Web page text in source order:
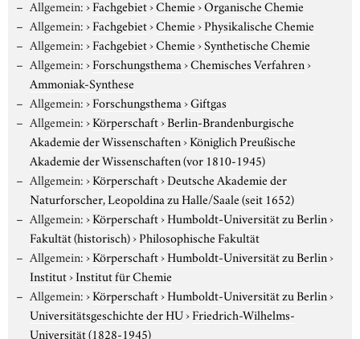
Allgemein:›Fachgebiet›Chemie›Organische Chemie
Allgemein:›Fachgebiet›Chemie›Physikalische Chemie
Allgemein:›Fachgebiet›Chemie›Synthetische Chemie
Allgemein:›Forschungsthema›Chemisches Verfahren›
Ammoniak-Synthese
Allgemein:›Forschungsthema›Giftgas
Allgemein:›Körperschaft›Berlin-Brandenburgische
Akademie der Wissenschaften›Königlich Preußische
Akademie der Wissenschaften (vor 1810-1945)
Allgemein:›Körperschaft›Deutsche Akademie der
Naturforscher, Leopoldina zu Halle/Saale (seit 1652)
Allgemein:›Körperschaft›Humboldt-Universität zu Berlin›
Fakultät (historisch)›Philosophische Fakultät
Allgemein:›Körperschaft›Humboldt-Universität zu Berlin›
Institut›Institut für Chemie
Allgemein:›Körperschaft›Humboldt-Universität zu Berlin›
Universitätsgeschichte der HU›Friedrich-Wilhelms-
Universität (1828-1945)